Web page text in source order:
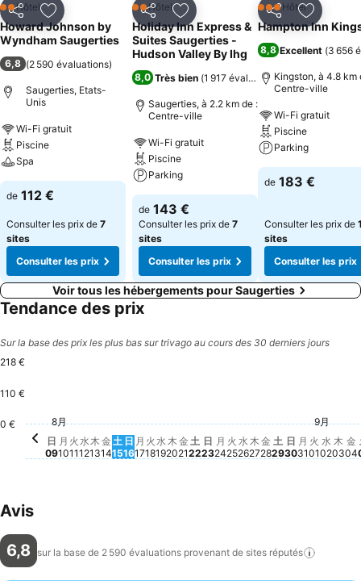
PartagerAjouter à mes favoris
2 Étoiles
Hôtel
Howard Johnson by
Wyndham Saugerties
6,8 (2 590 évaluations)
Saugerties, Etats-
Unis
Wi-Fi gratuit
Piscine
Spa
de 112 €
Consulter les prix de 7
sites
Consulter les prix
PartagerAjouter à mes favoris
2 Étoiles
Hôtel
Holiday Inn Express &
Suites Saugerties -
Hudson Valley By Ihg
8,0 Très bien (1 917 évaluations)
Saugerties, à 2.2 km de :
Centre-ville
Wi-Fi gratuit
Piscine
Parking
de 143 €
Consulter les prix de 7
sites
Consulter les prix
PartagerAjouter
3 ÉtoilesHôtel
Hampton Inn
8,8 Excellent (3 656
Kingston, à 4.8 km
Centre-ville
Wi-Fi gratuit
Piscine
Parking
de 183 €
Consulter les prix de
sites
Consulter les prix
Voir tous les hébergements pour Saugerties
Tendance des prix
Sur la base des prix les plus bas sur trivago au cours des 30 derniers jours
218 €
110 €
0 € 日, 8月 09
107 €
8月
日
09
月, 8月 10
129 €
月
10
火, 8月 11
130 €
火
11
水, 8月 12
132 €
水
12
木
13
金
14
土
15
日
16
月, 8月 17
133 €
月
17
火, 8月 18
134 €
火
18
水
19
木
20
金, 8月 21
Aucun prix disponible à
金
21
土, 8月 22
Aucun prix disponible à
土
22
日, 8月 23
Aucun prix disponible à
日
23
月, 8月 24
Aucun prix disponible
月
24
火, 8月 25
Aucun prix
火
25
水, 8月 26
Aucun prix
水
26
木, 8月 27
Aucun prix
木
27
金, 8月 28
Aucun prix
金
28
土, 8月 29
Aucun prix
土
29
日, 8月 30
Aucun prix
日
30
月, 8月 31
122 €
月
31
火, 9月
109 €
9月
火
01
水, 9
水
02
木,
木
03
金
04
Avis
6,8 sur la base de 2 590 évaluations provenant de sites réputés